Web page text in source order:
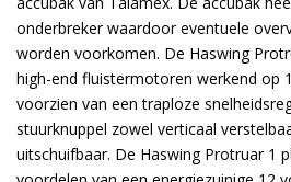
onderbreker waardoor eventuele
worden voorkomen. De Haswing
high-end fluistermotoren werkend op
voorzien van een traploze
stuurknuppel zowel verticaal
uitschuifbaar. De Haswing Protruar 1